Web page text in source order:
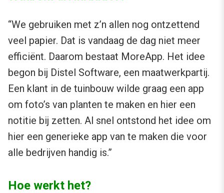
“We gebruiken met z’n allen nog ontzettend
veel papier. Dat is vandaag de dag niet meer
efficiënt. Daarom bestaat MoreApp. Het idee
begon bij Distel Software, een maatwerkpartij.
Een klant in de tuinbouw wilde graag een app
om foto’s van planten te maken en hier een
notitie bij zetten. Al snel ontstond het idee om
hier een generieke app van te maken die voor
alle bedrijven handig is.”
Hoe werkt het?